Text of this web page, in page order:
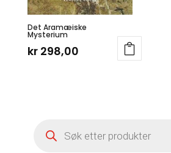
Det Aramæiske
Mysterium
kr298,00
search